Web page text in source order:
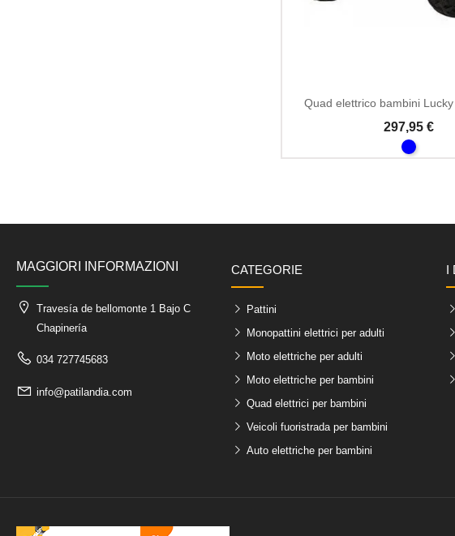
Quad elettrico bambini
297,95 €
MAGGIORI INFORMAZIONI
Travesía de bellomonte 1 Bajo C
Chapinería
034 727745683
info@patilandia.com
CATEGORIE
Pattini
Monopattini elettrici per adulti
Moto elettriche per adulti
Moto elettriche per bambini
Quad elettrici per bambini
Veicoli fuoristrada per bambini
Auto elettriche per bambini
I